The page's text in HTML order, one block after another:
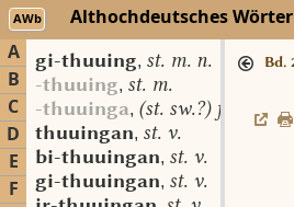
AWb Althochdeutsches
A
B
C
D
E
F
gi-thuuing, st. m. n.
-thuuing, st. m.
-thuuinga, (st. sw.?) f.
thuuingan, st. v.
bi-thuuingan, st. v.
gi-thuuingan, st. v.
Bd.